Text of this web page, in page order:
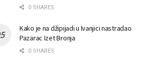
0 SHARES
Kako je na džipijadi u Ivanjici nastradao
Pazarac Izet Bronja
0 SHARES